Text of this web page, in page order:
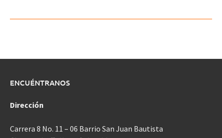
ENCUÉNTRANOS
Dirección
Carrera 8 No. 11 – 06 Barrio San Juan Bautista